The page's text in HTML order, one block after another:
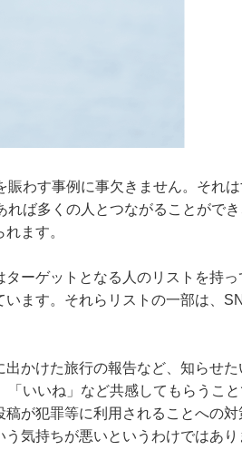
わす事例に事欠きません。それ
ば多くの人とつながることができ
ます。
ーゲットとなる人のリストを持っ
ます。それらリストの一部は、
かけた旅行の報告など、知らせた
いいね」など共感してもらうこ
が犯罪等に利用されることへの対
気持ちが悪いというわけではあり